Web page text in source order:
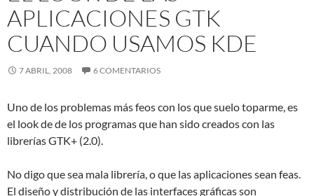
APLICACIONES GTK
CUANDO USAMOS KDE
7 ABRIL, 2008 6 COMENTARIOS
Uno de los problemas más feos con los que suelo toparme, es
el look de de los programas que han sido creados con las
librerías GTK+ (2.0).
No digo que sea mala librería, o que las aplicaciones sean feas.
El diseño y distribución de las interfaces gráficas son